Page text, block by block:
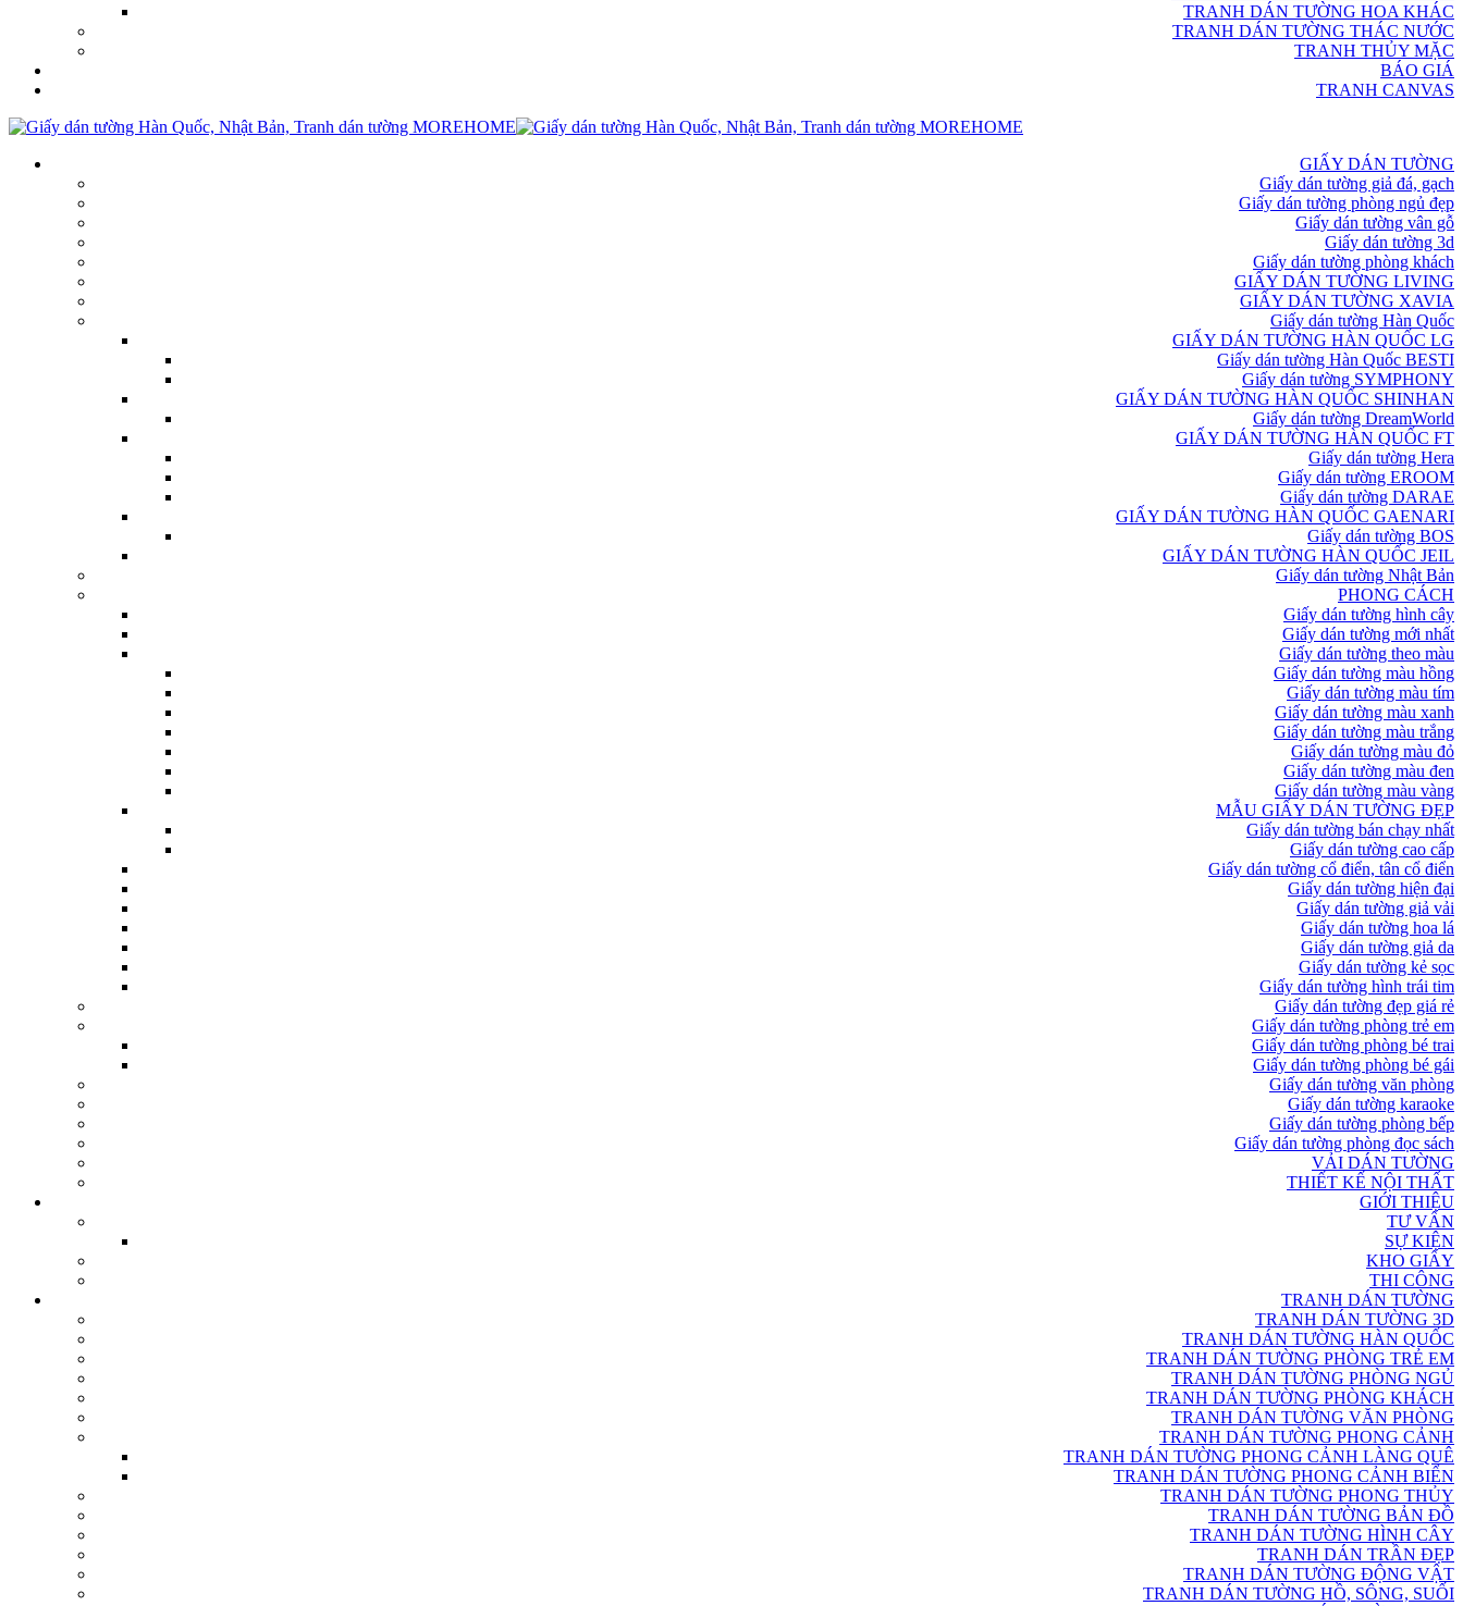
TRANH DÁN TƯỜNG HOA KHÁC
TRANH DÁN TƯỜNG THÁC NƯỚC
TRANH THỦY MẶC
BÁO GIÁ
TRANH CANVAS
GIẤY DÁN TƯỜNG
Giấy dán tường giả đá, gạch
Giấy dán tường phòng ngủ đẹp
Giấy dán tường vân gỗ
Giấy dán tường 3d
Giấy dán tường phòng khách
GIẤY DÁN TƯỜNG LIVING
GIẤY DÁN TƯỜNG XAVIA
Giấy dán tường Hàn Quốc
GIẤY DÁN TƯỜNG HÀN QUỐC LG
Giấy dán tường Hàn Quốc BESTI
Giấy dán tường SYMPHONY
GIẤY DÁN TƯỜNG HÀN QUỐC SHINHAN
Giấy dán tường DreamWorld
GIẤY DÁN TƯỜNG HÀN QUỐC FT
Giấy dán tường Hera
Giấy dán tường EROOM
Giấy dán tường DARAE
GIẤY DÁN TƯỜNG HÀN QUỐC GAENARI
Giấy dán tường BOS
GIẤY DÁN TƯỜNG HÀN QUỐC JEIL
Giấy dán tường Nhật Bản
PHONG CÁCH
Giấy dán tường hình cây
Giấy dán tường mới nhất
Giấy dán tường theo màu
Giấy dán tường màu hồng
Giấy dán tường màu tím
Giấy dán tường màu xanh
Giấy dán tường màu trắng
Giấy dán tường màu đỏ
Giấy dán tường màu đen
Giấy dán tường màu vàng
MẪU GIẤY DÁN TƯỜNG ĐẸP
Giấy dán tường bán chạy nhất
Giấy dán tường cao cấp
Giấy dán tường cổ điển, tân cổ điển
Giấy dán tường hiện đại
Giấy dán tường giả vải
Giấy dán tường hoa lá
Giấy dán tường giả da
Giấy dán tường kẻ sọc
Giấy dán tường hình trái tim
Giấy dán tường đẹp giá rẻ
Giấy dán tường phòng trẻ em
Giấy dán tường phòng bé trai
Giấy dán tường phòng bé gái
Giấy dán tường văn phòng
Giấy dán tường karaoke
Giấy dán tường phòng bếp
Giấy dán tường phòng đọc sách
VẢI DÁN TƯỜNG
THIẾT KẾ NỘI THẤT
GIỚI THIỆU
TƯ VẤN
SỰ KIỆN
KHO GIẤY
THI CÔNG
TRANH DÁN TƯỜNG
TRANH DÁN TƯỜNG 3D
TRANH DÁN TƯỜNG HÀN QUỐC
TRANH DÁN TƯỜNG PHÒNG TRẺ EM
TRANH DÁN TƯỜNG PHÒNG NGỦ
TRANH DÁN TƯỜNG PHÒNG KHÁCH
TRANH DÁN TƯỜNG VĂN PHÒNG
TRANH DÁN TƯỜNG PHONG CẢNH
TRANH DÁN TƯỜNG PHONG CẢNH LÀNG QUÊ
TRANH DÁN TƯỜNG PHONG CẢNH BIỂN
TRANH DÁN TƯỜNG PHONG THỦY
TRANH DÁN TƯỜNG BẢN ĐỒ
TRANH DÁN TƯỜNG HÌNH CÂY
TRANH DÁN TRẦN ĐẸP
TRANH DÁN TƯỜNG ĐỘNG VẬT
TRANH DÁN TƯỜNG HỒ, SÔNG, SUỐI